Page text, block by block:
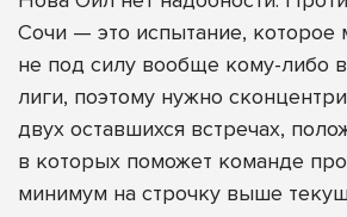
Сочи — это испытание, которое
не под силу вообще кому-либо
лиги, поэтому нужно
двух оставшихся встречах,
в которых поможет команде
минимум на строчку выше